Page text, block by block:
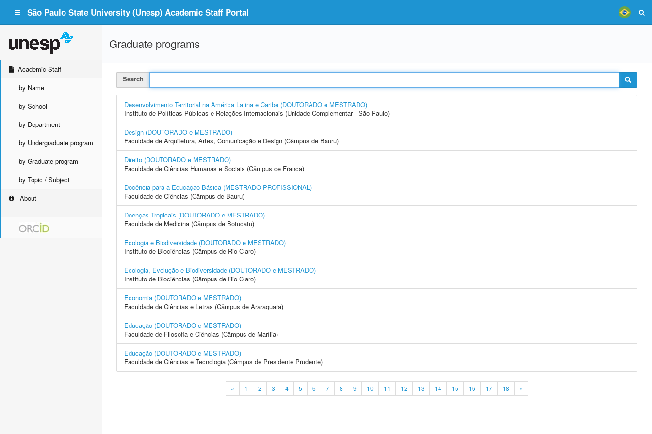
São Paulo State University (Unesp) Academic Staff Portal
Academic Staff
by Name
by School
by Department
by Undergraduate program
by Graduate program
by Topic / Subject
About
Graduate programs
Search
Desenvolvimento Territorial na América Latina e Caribe (DOUTORADO e MESTRADO)
Instituto de Políticas Públicas e Relações Internacionais (Unidade Complementar - São Paulo)
Design (DOUTORADO e MESTRADO)
Faculdade de Arquitetura, Artes, Comunicação e Design (Câmpus de Bauru)
Direito (DOUTORADO e MESTRADO)
Faculdade de Ciências Humanas e Sociais (Câmpus de Franca)
Docência para a Educação Básica (MESTRADO PROFISSIONAL)
Faculdade de Ciências (Câmpus de Bauru)
Doenças Tropicais (DOUTORADO e MESTRADO)
Faculdade de Medicina (Câmpus de Botucatu)
Ecologia e Biodiversidade (DOUTORADO e MESTRADO)
Instituto de Biociências (Câmpus de Rio Claro)
Ecologia, Evolução e Biodiversidade (DOUTORADO e MESTRADO)
Instituto de Biociências (Câmpus de Rio Claro)
Economia (DOUTORADO e MESTRADO)
Faculdade de Ciências e Letras (Câmpus de Araraquara)
Educação (DOUTORADO e MESTRADO)
Faculdade de Filosofia e Ciências (Câmpus de Marília)
Educação (DOUTORADO e MESTRADO)
Faculdade de Ciências e Tecnologia (Câmpus de Presidente Prudente)
« 1 2 3 4 5 6 7 8 9 10 11 12 13 14 15 16 17 18 »